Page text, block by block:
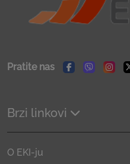
Pratite nas
Facebook
Viber
Brzi linkovi
O EKI-ju